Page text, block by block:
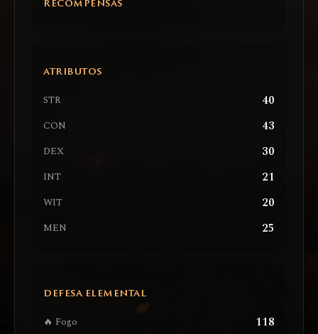
RECOMPENSAS
ATRIBUTOS
STR 40
CON 43
DEX 30
INT 21
WIT 20
MEN 25
DEFESA ELEMENTAL
🔥 Fogo 118